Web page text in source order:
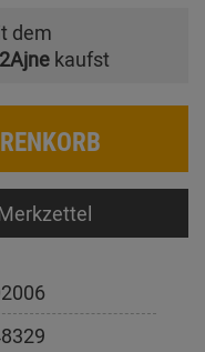
dem
kaufst